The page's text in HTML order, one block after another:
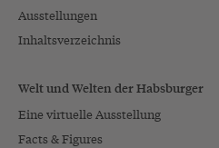
Ausstellungen
Inhaltsverzeichnis
Welt und Welten der Habsburger
Eine virtuelle Ausstellung
Facts & Figures